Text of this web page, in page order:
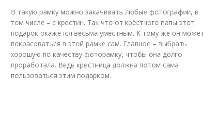
В такую рамку можно закачивать любые фотографии, в
том числе – с крестин. Так что от крёстного папы этот
подарок окажется весьма уместным. К тому же он может
покрасоваться в этой рамке сам. Главное – выбрать
хорошую по качеству фоторамку, чтобы она долго
проработала. Ведь крестница должна потом сама
пользоваться этим подарком.